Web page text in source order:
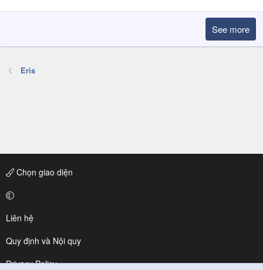
See more
Eris
Chọn giao diện
Liên hệ
Quy định và Nội quy
Privacy Policy